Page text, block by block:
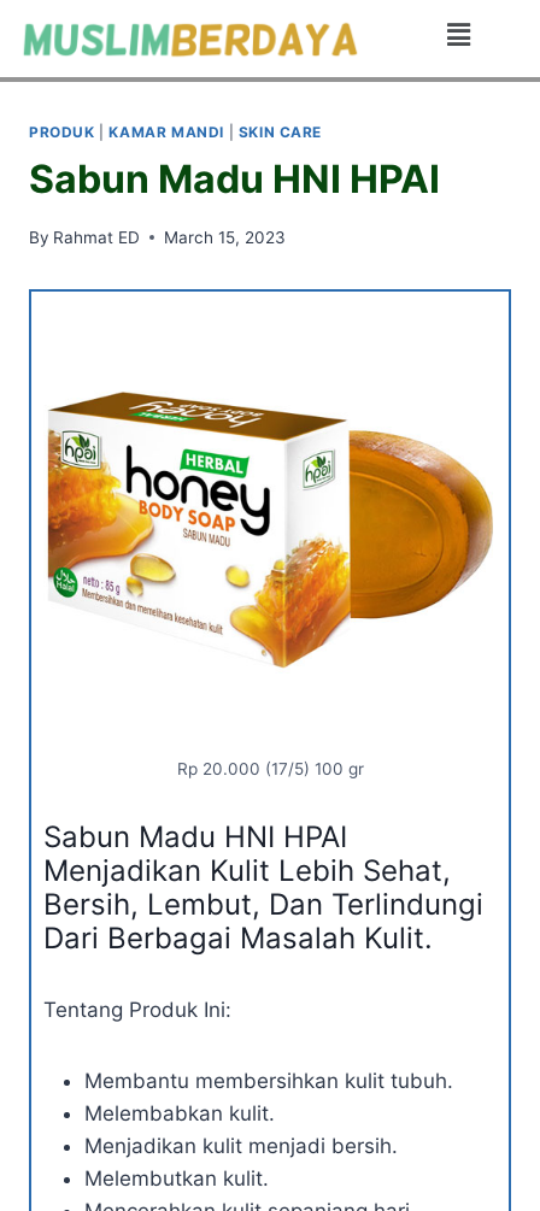
PRODUK |KAMAR MANDI SKIN CARE
Sabun Madu HNI HPAI
By Rahmat ED March 15, 2023
Rp 20.000 (17/5) 100 gr
Sabun Madu HNI HPAI
Menjadikan Kulit Lebih Sehat,
Bersih, Lembut, Dan Terlindungi
Dari Berbagai Masalah Kulit.
Tentang Produk Ini:
Membantu membersihkan kulit tubuh.
Melembabkan kulit.
Menjadikan kulit menjadi bersih.
Melembutkan kulit.